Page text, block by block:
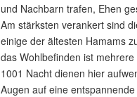
und Nachbarn trafen, Ehen
Am stärksten verankert sind
einige der ältesten Hamams
das Wohlbefinden ist
1001 Nacht dienen hier
Augen auf eine